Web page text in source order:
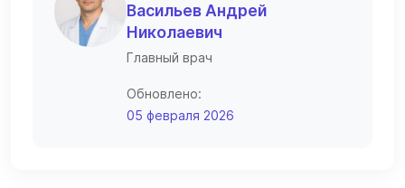
Васильев Андрей
Николаевич
Главный врач
Обновлено:
05 февраля 2026